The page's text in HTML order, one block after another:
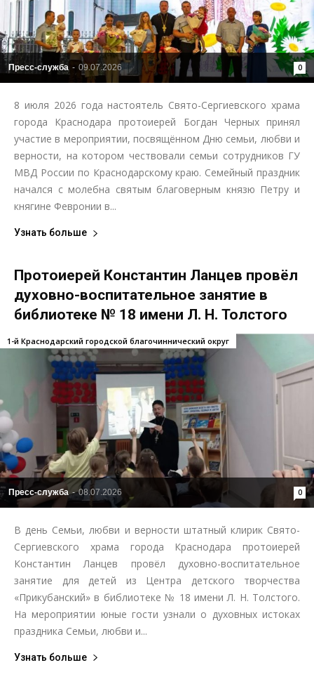
Пресс-служба - 09.07.2026 0
8 июля 2026 года настоятель Свято-Сергиевского храма
города Краснодара протоиерей Богдан Черных принял
участие в мероприятии, посвящённом Дню семьи, любви и
верности, на котором чествовали семьи сотрудников ГУ
МВД России по Краснодарскому краю. Семейный праздник
начался с молебна святым благоверным князю Петру и
княгине Февронии в...
Узнать больше
Протоиерей Константин Ланцев провёл
духовно-воспитательное занятие в
библиотеке № 18 имени Л. Н. Толстого
Пресс-служба - 08.07.2026 0
1-й Краснодарский городской благочиннический округ
В день Семьи, любви и верности штатный клирик Свято-
Сергиевского храма города Краснодара протоиерей
Константин Ланцев провёл духовно-воспитательное
занятие для детей из Центра детского творчества
«Прикубанский» в библиотеке № 18 имени Л. Н. Толстого.
На мероприятии юные гости узнали о духовных истоках
праздника Семьи, любви и...
Узнать больше